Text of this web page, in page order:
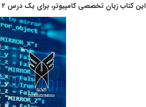
این کتاب زبان تخصصی کامپیوتر، برای یک درس ۲ واحدی زبان تخصصی دوره کارشناسی رشته کامپیوتر تالیف گردیده است.